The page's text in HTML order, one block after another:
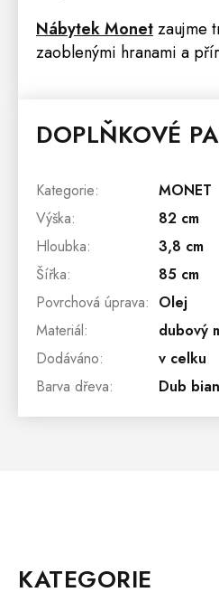
Nábytek Monetzaujme
zaoblenými hranami a
DOPLŇKOVÉ
Kategorie:
MONET
Výška:
82 cm
Hloubka:
3,8 cm
Šířka:
85 cm
Povrchová úprava: Olej
Materiál:
dubový
Dodáváno:
v celku
Barva dřeva: Dub
KATEGORIE